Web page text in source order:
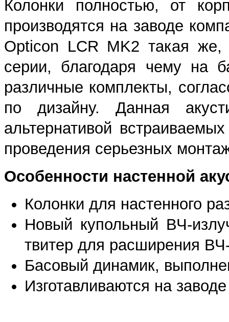
Колонки полностью, от
производятся на заводе
Opticon LCR MK2 такая
серии, благодаря чему на
различные комплекты,
по дизайну. Данная
альтернативой
проведения серьезных
Особенности настенной
Колонки для настенного
Новый купольный ВЧ-
твитер для расширения
Басовый динамик,
Изготавливаются на